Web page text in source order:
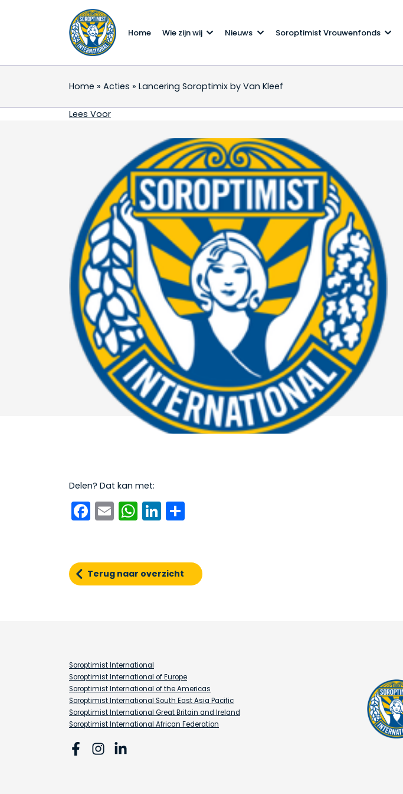
Home Wie zijn wij Nieuws Soroptimist Vrouwenfonds
Home » Acties » Lancering Soroptimix by Van Kleef
Lancering Soroptimix by Van Kleef
Lees Voor
Delen? Dat kan met:
Facebook
EmailWhatsApp
LinkedIn
Terug naar overzicht
Soroptimist International
Soroptimist International of Europe
Soroptimist International of the Americas
Soroptimist International South East Asia Pacific
Soroptimist International Great Britain and Ireland
Soroptimist International African Federation